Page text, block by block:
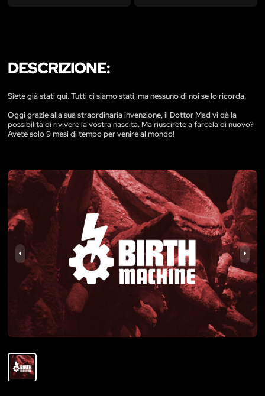
DESCRIZIONE:
Siete già stati qui. Tutti ci siamo stati, ma nessuno di noi se lo ricorda.
Oggi grazie alla sua straordinaria invenzione, il Dottor Mad vi dà la
possibilità di rivivere la vostra nascita. Ma riuscirete a farcela di nuovo?
Avete solo 9 mesi di tempo per venire al mondo!